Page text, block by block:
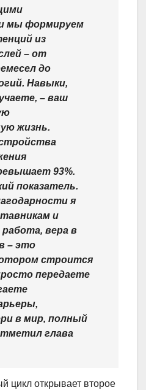
мы формируем
из
– от
до
Навыки,
– ваш
жизнь.
93%.
показатель.
я
и
вера в
– это
строится
передаете
в мир, полный
глава
цикл открывает второе